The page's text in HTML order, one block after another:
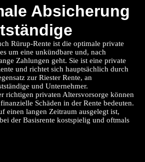
Berufsunfähigkeitsversicherung
Betriebliche Altersvorsorge
Steuersparmodelle
Rechner
Brutto Netto Rechner
Einkommenssteuer Rechner
Zinseszins Rechner
Absicherung
Rürup-Rente ist die optimale private
um eine unkündbare und, nach
Zahlungen geht. Sie ist eine private
und richtet sich hauptsächlich durch
zur Riester Rente, an
und Unternehmer.
richtigen privaten Altersvorsorge können
Schäden in der Rente bedeuten.
einen langen Zeitraum ausgelegt ist,
der Basisrente kostspielig und oftmals